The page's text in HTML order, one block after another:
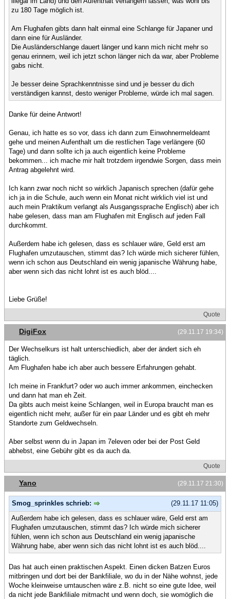
zu 180 Tage möglich ist.
Am Flughafen gibts dann halt einmal eine Schlange für Japaner und
dann eine für Ausländer.
Die Ausländerschlange dauert länger und kann mich nicht mehr so
genau erinnern, weil ich jetzt schon länger nich da war, aber Probleme
gabs nicht.
Je besser deine Sprachkenntnisse sind und je besser du dich
verständigen kannst, desto weniger Probleme, würde ich mal sagen.
Danke für deine Antwort!
Genau, ich hatte es so vor, dass ich dann zum Einwohnermeldeamt
gehe und meinen Aufenthalt um die restlichen Tage verlängere (60
Tage) und dann sollte ich ja auch eigentlich keine Probleme
bekommen... ich mache mir halt trotzdem irgendwie Sorgen, dass mein
Antrag abgelehnt wird.
Ich kann zwar noch nicht so wirklich Japanisch sprechen (dafür gehe
ich ja in die Schule, auch wenn ein Monat nicht wirklich viel ist und
auch mein Praktikum verlangt als Ausgangssprache Englisch) aber ich
habe gelesen, dass man am Flughafen mit Englisch auf jeden Fall
durchkommt.
Außerdem habe ich gelesen, dass es schlauer wäre, Geld erst am
Flughafen umzutauschen, stimmt das? Ich würde mich sicherer fühlen,
wenn ich schon aus Deutschland ein wenig japanische Währung habe,
aber wenn sich das nicht lohnt ist es auch blöd....
Liebe Grüße!
Quote
(29.11.17 19:34)
DigiFox
Der Wechselkurs ist halt unterschiedlich, aber der ändert sich eh
täglich.
Am Flughafen habe ich aber auch bessere Erfahrungen gehabt.
Ich meine in Frankfurt? oder wo auch immer ankommen, einchecken
und dann hat man eh Zeit.
Da gibts auch meist keine Schlangen, weil in Europa braucht man es
eigentlich nicht mehr, außer für ein paar Länder und es gibt eh mehr
Standorte zum Geldwechseln.
Aber selbst wenn du in Japan im 7eleven oder bei der Post Geld
abhebst, eine Gebühr gibt es da auch da.
Quote
(29.11.17 21:30)
Yano
(29.11.17 11:05)
Smog_sprinkles schrieb:
Außerdem habe ich gelesen, dass es schlauer wäre, Geld erst am
Flughafen umzutauschen, stimmt das? Ich würde mich sicherer
fühlen, wenn ich schon aus Deutschland ein wenig japanische
Währung habe, aber wenn sich das nicht lohnt ist es auch blöd....
Das hat auch einen praktischen Aspekt. Einen dicken Batzen Euros
mitbringen und dort bei der Bankfiliale, wo du in der Nähe wohnst, jede
Woche kleinweise umtauschen wäre z.B. nicht so eine gute Idee, weil
da nicht jede Bankfiliale mitmacht und wenn doch, sie womöglich die